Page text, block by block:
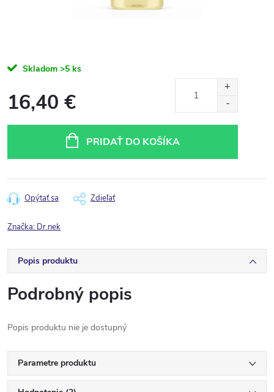
Skladom >5 ks
16,40 €
PRIDAŤ DO KOŠÍKA
Opýtať sa Zdieľať
Značka: Dr.nek
Popis produktu
Podrobný popis
Popis produktu nie je dostupný
Parametre produktu